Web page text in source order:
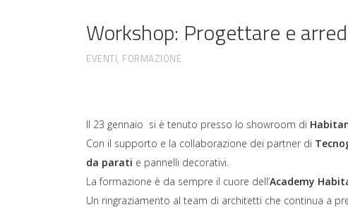
Workshop: Progettare e
EVENTI, FORMAZIONE
Il 23 gennaio si è tenuto presso lo showroom di
Con il supporto e la collaborazione dei partner di
da parati e pannelli decorativi.
La formazione è da sempre il cuore dell’Academy
Un ringraziamento al team di architetti che continua a